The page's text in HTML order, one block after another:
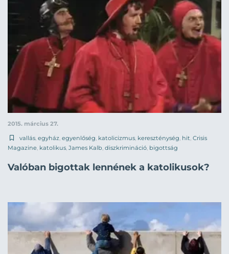
2015. március 27.
vallás egyház egyenlőség katolicizmus kereszténység hit Crisis
Magazine katolikus James Kalb diszkrimináció bigottság
Valóban bigottak lennének a katolikusok?